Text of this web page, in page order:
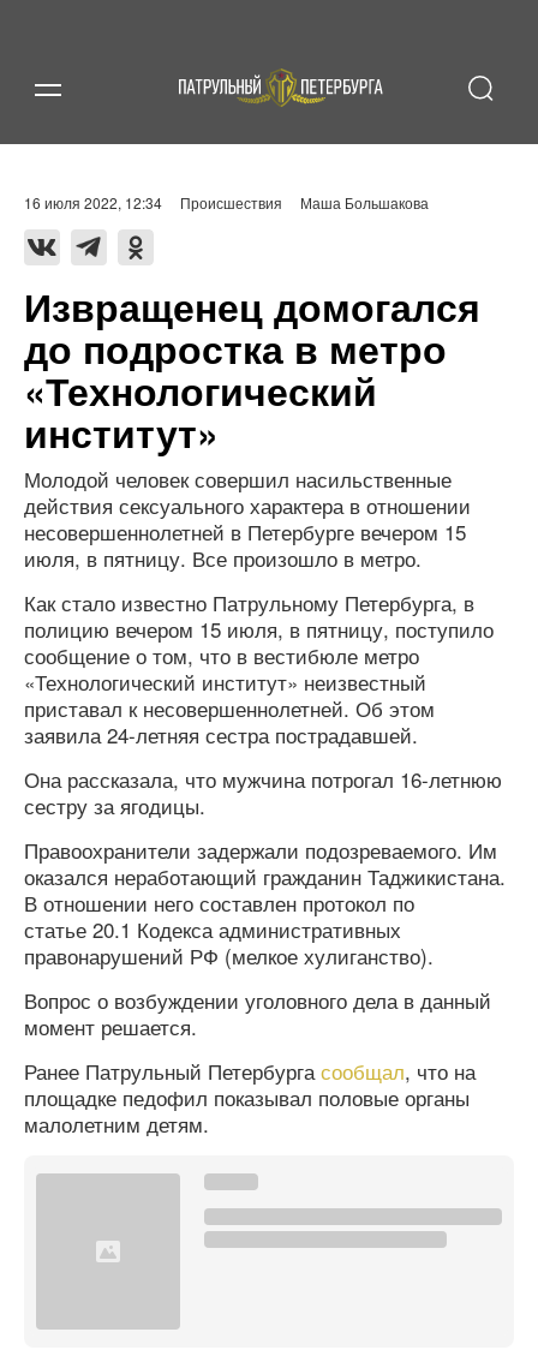
16 июля 2022, 12:34 Происшествия Маша Большакова
Извращенец домогался
до подростка в метро
«Технологический
институт»
Молодой человек совершил насильственные
действия сексуального характера в отношении
несовершеннолетней в Петербурге вечером 15
июля, в пятницу. Все произошло в метро.
Как стало известно Патрульному Петербурга, в
полицию вечером 15 июля, в пятницу, поступило
сообщение о том, что в вестибюле метро
«Технологический институт» неизвестный
приставал к несовершеннолетней. Об этом
заявила 24-летняя сестра пострадавшей.
Она рассказала, что мужчина потрогал 16-летнюю
сестру за ягодицы.
Правоохранители задержали подозреваемого. Им
оказался неработающий гражданин Таджикистана.
В отношении него составлен протокол по
статье 20.1 Кодекса административных
правонарушений РФ (мелкое хулиганство).
Вопрос о возбуждении уголовного дела в данный
момент решается.
Ранее Патрульный Петербургасообщал, что на
площадке педофил показывал половые органы
малолетним детям.